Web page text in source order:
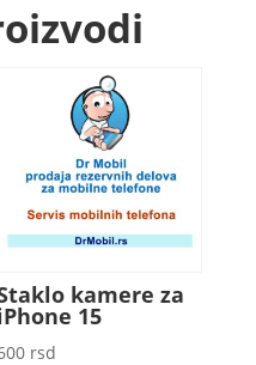
kamere za
15
rsd